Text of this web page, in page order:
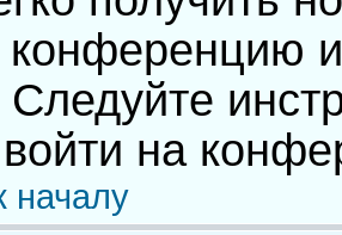
конференцию
Следуйте
на
началу